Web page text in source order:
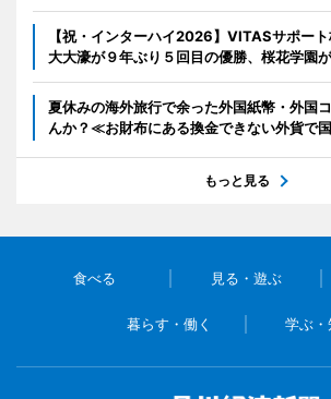
【祝・インターハイ2026】VITASサポー
大大濠が９年ぶり５回目の優勝、桜花学園
夏休みの海外旅行で余った外国紙幣・外国
んか？≪お財布にある換金できない外貨で
もっと見る
食べる 見る・遊ぶ
暮らす・働く 学ぶ・